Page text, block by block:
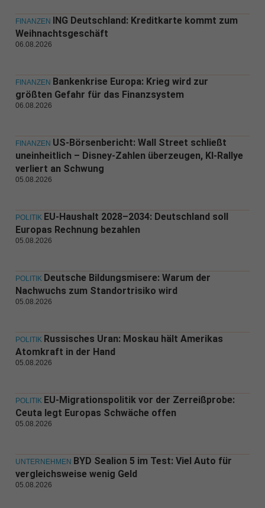
FINANZEN
ING Deutschland: Kreditkarte kommt zum
Weihnachtsgeschäft
06.08.2026
FINANZEN Bankenkrise Europa: Krieg wird zur
größten Gefahr für das Finanzsystem
06.08.2026
FINANZEN US-Börsenbericht: Wall Street schließt
uneinheitlich – Disney-Zahlen überzeugen, KI-Rallye
verliert an Schwung
05.08.2026
POLITIK EU-Haushalt 2028–2034: Deutschland soll
Europas Rechnung bezahlen
05.08.2026
POLITIK Deutsche Bildungsmisere: Warum der
Nachwuchs zum Standortrisiko wird
05.08.2026
POLITIK Russisches Uran: Moskau hält Amerikas
Atomkraft in der Hand
05.08.2026
POLITIK EU-Migrationspolitik vor der Zerreißprobe:
Ceuta legt Europas Schwäche offen
05.08.2026
UNTERNEHMEN BYD Sealion 5 im Test: Viel Auto für
vergleichsweise wenig Geld
05.08.2026